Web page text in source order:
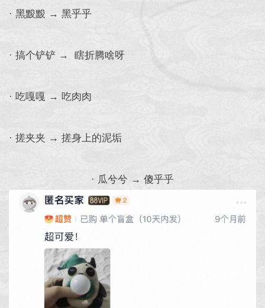
· 黑黢黢 → 黑乎乎
· 搞个铲铲 → 瞎折腾啥呀
· 吃嘎嘎 → 吃肉肉
· 搓夹夹 → 搓身上的泥垢
· 瓜兮兮 → 傻乎乎